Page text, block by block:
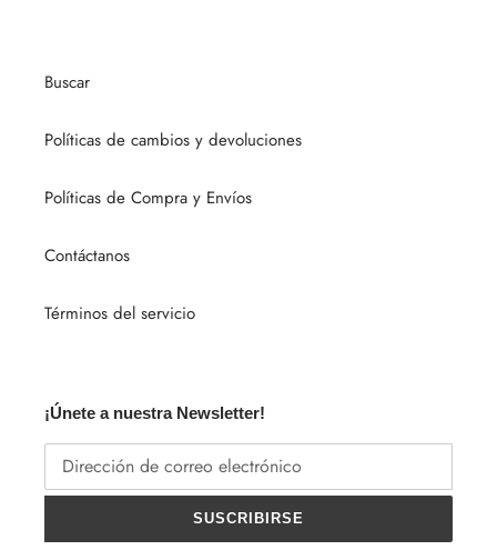
Buscar
Políticas de cambios y devoluciones
Políticas de Compra y Envíos
Contáctanos
Términos del servicio
¡Únete a nuestra Newsletter!
SUSCRIBIRSE